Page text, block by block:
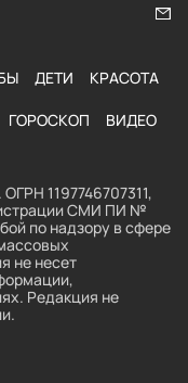
ДЕТИ КРАСОТА
ГОРОСКОП ВИДЕО
1197746707311,
СМИ ПИ №
по надзору в сфере
не несет
Редакция не